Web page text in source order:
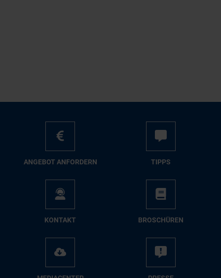
AN­GE­BOT AN­FOR­DERN TIPPS
KON­TAKT BRO­SCHÜ­REN